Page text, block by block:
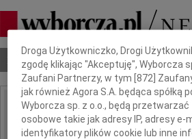
Nekrologi Odeszli Poradnik
IMIĘ I NAZWISKO: Barbara
Dbamy o Twoją prywatność
Droga Użytkowniczko, Drogi
zgodę klikając "Akceptuję", Wyborcza
Zaufani Partnerzy, w tym [872 ]
jak również Agora S.A. będąca spółką
Wyborcza sp. z o.o., będą przetwarzać
osobowe takie jak adresy IP, adresy e-
identyfikatory plików cookie lub inne